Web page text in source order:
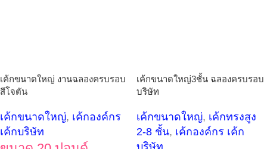
เค้กขนาดใหญ่ งานฉลองครบรอบ
สีโจตัน
เค้กขนาดใหญ่, เค้กองค์กร
เค้กบริษัท
เค้กขนาดใหญ่3ชั้น ฉลองครบรอบ
บริษัท
เค้กขนาดใหญ่, เค้กทรงสูง
2-8 ชั้น, เค้กองค์กร เค้ก
บริษัท